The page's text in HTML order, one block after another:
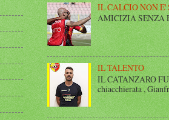
IL CALCIO NON E'
AMICIZIA SENZA
IL TALENTO
IL CATANZARO
chiacchierata ,